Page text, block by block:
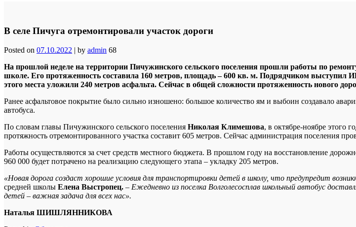
В селе Пичуга отремонтировали участок дороги
Posted on 07.10.2022 | by admin 68
На прошлой неделе на территории Пичужинского сельского поселения прошли работы по
школе. Его протяженность составила 160 метров, площадь – 600 кв. м. Подрядчиком
этого места уложили 240 метров асфальта. Сейчас в общей сложности протяженность нового
Ранее асфальтовое покрытие было сильно изношено: большое количество ям и выбоин создавало
автобуса.
По словам главы Пичужинского сельского поселения Николая Климешова, в октябре-ноябре этого
протяжность отремонтированного участка составит 605 метров. Сейчас администрация поселения
Работы осуществляются за счет средств местного бюджета. В прошлом году на восстановление
960 000 будет потрачено на реализацию следующего этапа – укладку 205 метров.
«Новая дорога создаст хорошие условия для транспортировки детей в школу, что предупредит
средней школы Елена Выстропец. – Ежедневно из поселка Волголесосплав школьный автобус
детей – важная задача для всех нас».
Наталья ШИШЛЯННИКОВА